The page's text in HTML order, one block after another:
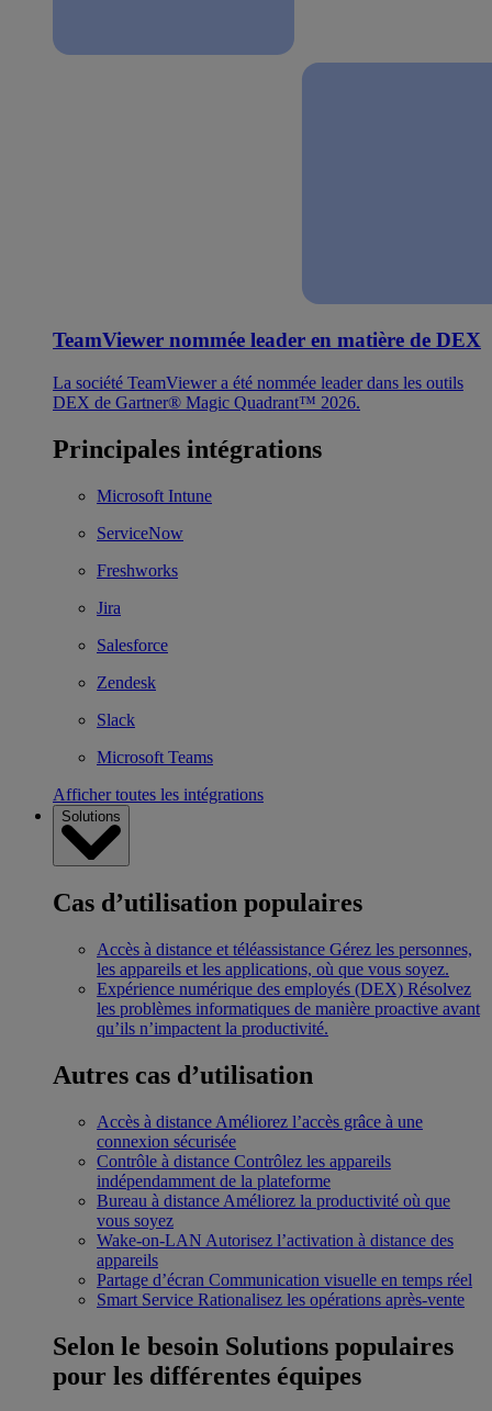
TeamViewer nommée leader en matière de DEX
La société TeamViewer a été nommée leader dans les outils
DEX de Gartner® Magic Quadrant™ 2026.
Principales intégrations
Microsoft Intune
ServiceNow
Freshworks
Jira
Salesforce
Zendesk
Slack
Microsoft Teams
Afficher toutes les intégrations
Solutions
Cas d’utilisation populaires
Accès à distance et téléassistance Gérez les personnes,
les appareils et les applications, où que vous soyez.
Expérience numérique des employés (DEX) Résolvez
les problèmes informatiques de manière proactive avant
qu’ils n’impactent la productivité.
Autres cas d’utilisation
Accès à distance Améliorez l’accès grâce à une
connexion sécurisée
Contrôle à distance Contrôlez les appareils
indépendamment de la plateforme
Bureau à distance Améliorez la productivité où que
vous soyez
Wake-on-LAN Autorisez l’activation à distance des
appareils
Partage d’écran Communication visuelle en temps réel
Smart Service Rationalisez les opérations après-vente
Selon le besoin Solutions populaires
pour les différentes équipes